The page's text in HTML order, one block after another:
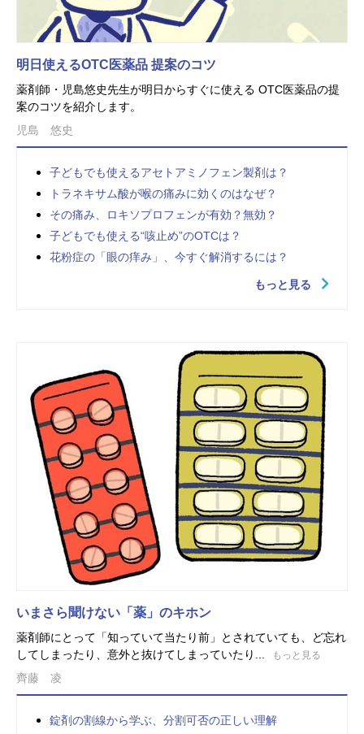
明日使えるOTC医薬品 提案のコツ
薬剤師・児島悠史先生が明日からすぐに使える OTC医薬品の提
案のコツを紹介します。
児島 悠史
子どもでも使えるアセトアミノフェン製剤は？
トラネキサム酸が喉の痛みに効くのはなぜ？
その痛み、ロキソプロフェンが有効？無効？
子どもでも使える“咳止め”のOTCは？
花粉症の「眼の痒み」、今すぐ解消するには？
もっと見る
いまさら聞けない「薬」のキホン
薬剤師にとって「知っていて当たり前」とされていても、ど忘れ
してしまったり、意外と抜けてしまっていたり...
もっと見る
齊藤 凌
錠剤の割線から学ぶ、分割可否の正しい理解